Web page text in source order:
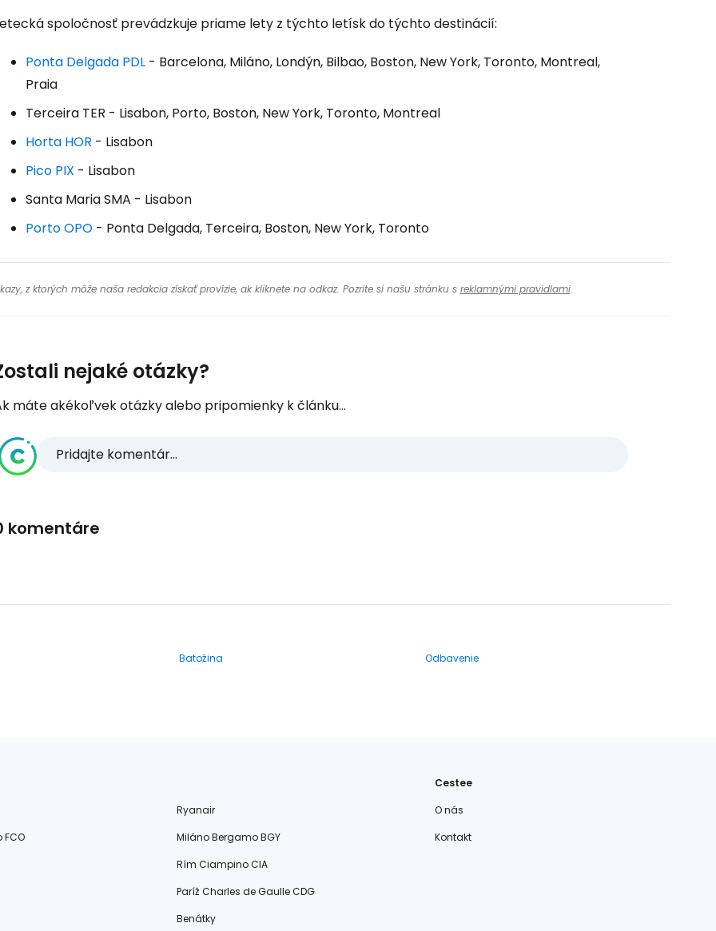
spoločnosť prevádzkuje priame lety z týchto letísk do týchto destinácií:
Ponta Delgada PDL - Barcelona, Miláno, Londýn, Bilbao, Boston, New York, Toronto, Montreal,
Praia
Terceira TER - Lisabon, Porto, Boston, New York, Toronto, Montreal
Horta HOR - Lisabon
Pico PIX - Lisabon
Santa Maria SMA - Lisabon
Porto OPO - Ponta Delgada, Terceira, Boston, New York, Toronto
z ktorých môže naša redakcia získať provízie, ak kliknete na odkaz. Pozrite si našu stránku s reklamnými pravidlami.
nejaké otázky?
máte akékoľvek otázky alebo pripomienky k článku...
Pridajte komentár...
komentáre
Batožina Odbavenie
Ryanair
Miláno Bergamo BGY
Rím Ciampino CIA
Paríž Charles de Gaulle CDG
Benátky
Cestee
O nás
Kontakt